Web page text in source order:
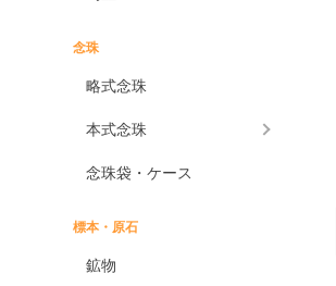
念珠
略式念珠
本式念珠
念珠袋・ケース
標本・原石
鉱物